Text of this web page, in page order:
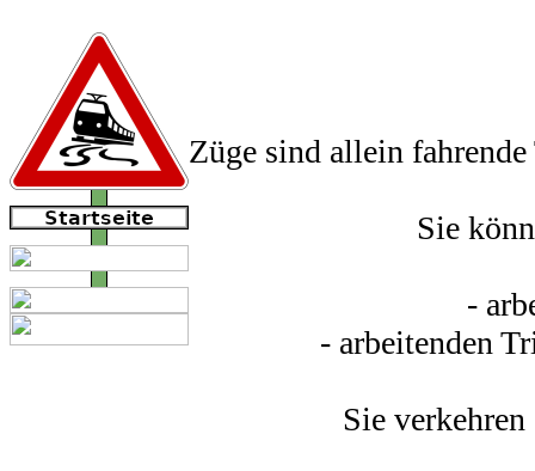
Züge sind allein
Sie
-
- arbeitenden
Sie